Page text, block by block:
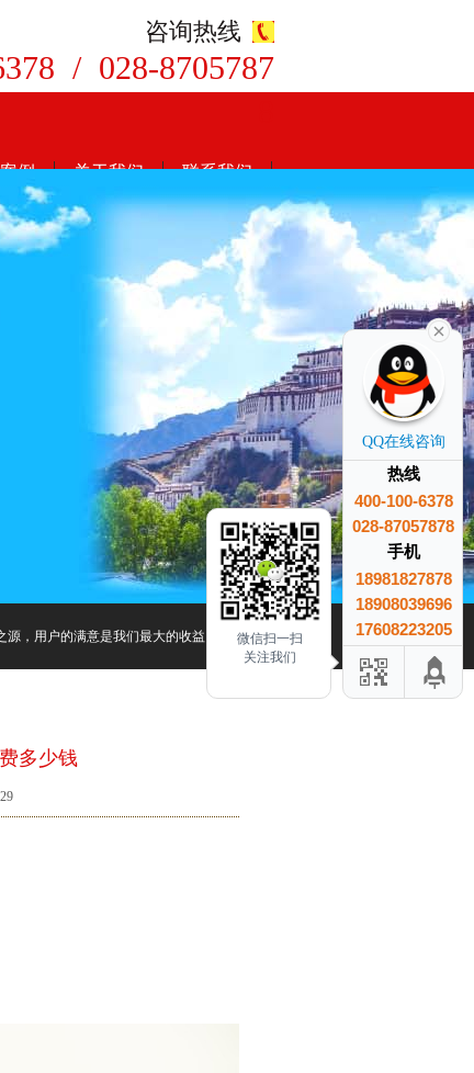
咨询热线
/ 028-8705787
例 关于我们 联系我们
用户的满意是我们最大的收益、用户的信赖是我们最大的成就.
多少钱
QQ在线咨询
热线
400-100-6378
028-87057878
手机
18981827878
18908039696
17608223205
微信扫一扫
关注我们